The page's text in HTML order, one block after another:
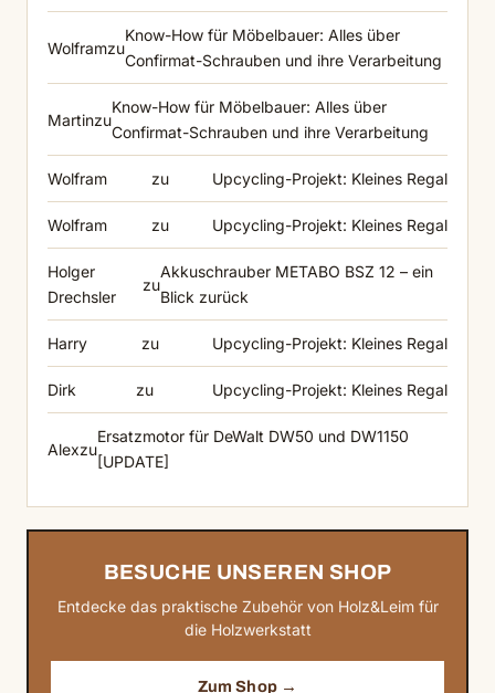
Wolframzu
Know-How für Möbelbauer: Alles über
Confirmat-Schrauben und ihre Verarbeitung
Martinzu
Know-How für Möbelbauer: Alles über
Confirmat-Schrauben und ihre Verarbeitung
Wolfram zu Upcycling-Projekt: Kleines Regal
Wolfram zu Upcycling-Projekt: Kleines Regal
Holger
Drechsler
zu
Akkuschrauber METABO BSZ 12 – ein
Blick zurück
Harry zu Upcycling-Projekt: Kleines Regal
Dirk zu Upcycling-Projekt: Kleines Regal
Alexzu
Ersatzmotor für DeWalt DW50 und DW1150
[UPDATE]
BESUCHE UNSEREN SHOP
Entdecke das praktische Zubehör von Holz&Leim für
die Holzwerkstatt
Zum Shop →